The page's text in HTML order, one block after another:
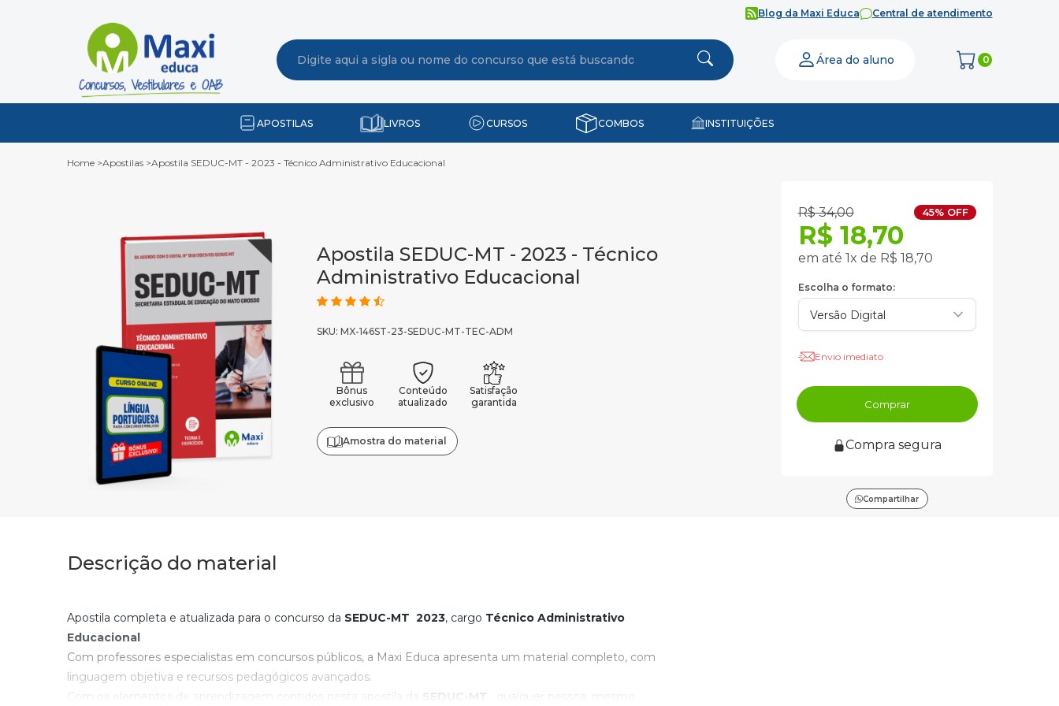
Blog da Maxi Educa Central de atendimento
Área do aluno 0
APOSTILAS LIVROS CURSOS COMBOS INSTITUIÇÕES
Home>Apostilas>Apostila SEDUC-MT - 2023 - Técnico Administrativo Educacional
Apostila SEDUC-MT - 2023 - Técnico
Administrativo Educacional
SKU: MX-146ST-23-SEDUC-MT-TEC-ADM
Bônus
exclusivo
Conteúdo
atualizado
Satisfação
garantida
Amostra do material
R$ 34,00 45% OFF
R$ 18,70
em até 1x de R$ 18,70
Escolha o formato:
Envio imediato
Comprar
Compra segura
Compartilhar
Descrição do material
Apostila completa e atualizada para o concurso da SEDUC-MT 2023, cargo Técnico Administrativo
Educacional
Com professores especialistas em concursos públicos, a Maxi Educa apresenta um material completo, com
linguagem objetiva e recursos pedagógicos avançados.
Com os elementos de aprendizagem contidos nesta apostila da
SEDUC-MT
, qualquer pessoa, mesmo